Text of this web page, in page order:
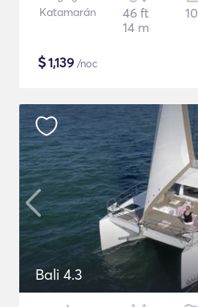
Katamarán
46 ft
14 m
10
$1,139 /noc
Bali 4.3